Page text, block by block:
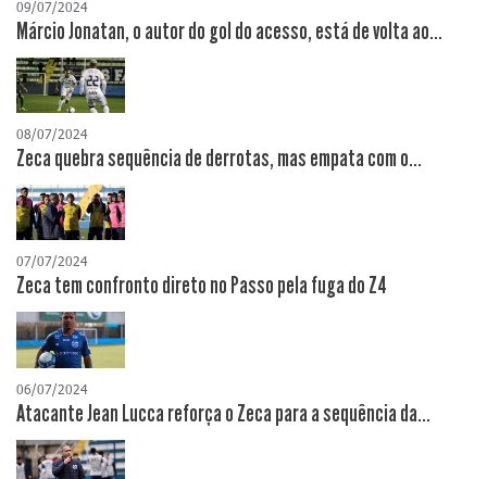
09/07/2024
Márcio Jonatan, o autor do gol do acesso, está de volta ao...
08/07/2024
Zeca quebra sequência de derrotas, mas empata com o...
07/07/2024
Zeca tem confronto direto no Passo pela fuga do Z4
06/07/2024
Atacante Jean Lucca reforça o Zeca para a sequência da...